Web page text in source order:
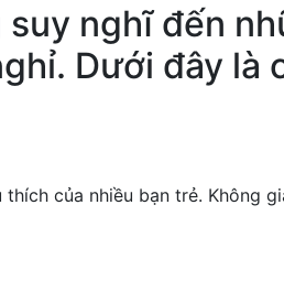
nghĩ đến
Dưới đây là
của nhiều bạn trẻ. Không